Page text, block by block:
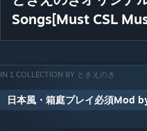
Songs[Must CSL
IN 1 COLLECTION BY ときえのき
日本風・箱庭プレイ必須Mod